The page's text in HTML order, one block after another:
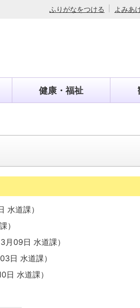
ふりがなをつける よみあ
健康・福祉
水道課）
）
月09日 水道課）
日 水道課）
日 水道課）